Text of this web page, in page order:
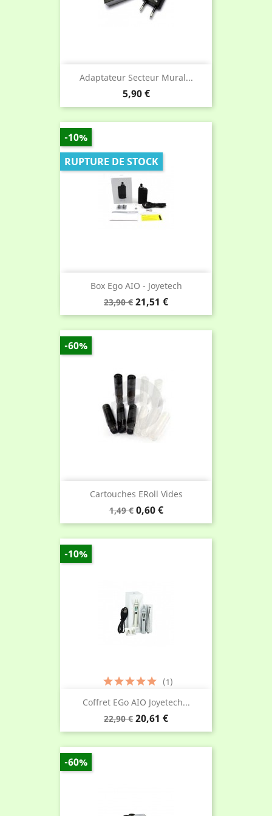
Adaptateur Secteur Mural...
Prix
5,90 €
Box Ego AIO - Joyetech
Prix
de
23,90 € Prix
21,51 €
-10%
RUPTURE DE STOCK
Cartouches ERoll Vides
Prix
de
1,49 € Prix
0,60 €
-60%
Coffret EGo AIO Joyetech...
Prix
de
22,90 € Prix
20,61 €
(1)
-10%
-60%